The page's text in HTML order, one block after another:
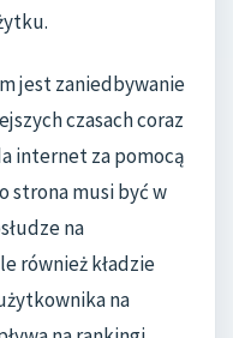
jest zaniedbywanie
czasach coraz
internet za pomocą
strona musi być w
na
również kładzie
na